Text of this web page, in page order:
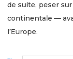
de suite, peser
continentale —
l’Europe.